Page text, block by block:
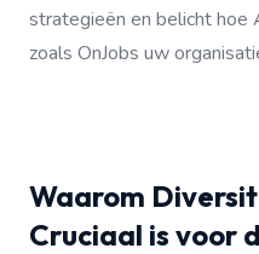
strategieën en belicht hoe
zoals OnJobs uw
Waarom
Cruciaal is voor